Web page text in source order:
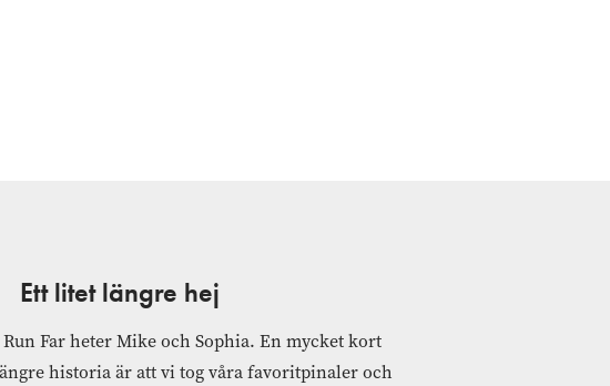
Ett litet längre hej
Far heter Mike och Sophia. En mycket kort
historia är att vi tog våra favoritpinaler och